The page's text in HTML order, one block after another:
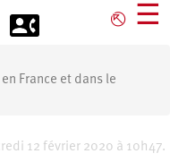
⎋ ☰
France et dans le
12 février 2020 à 10h47.